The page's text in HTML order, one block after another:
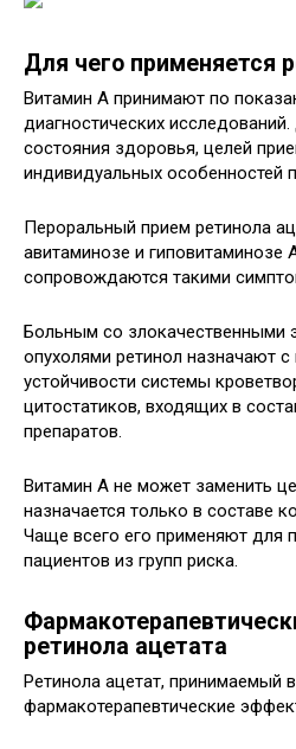
Для чего применяется
Витамин А принимают по
диагностических
состояния здоровья, целей
индивидуальных особенностей
Пероральный прием ретинола
авитаминозе и гиповитаминозе
сопровождаются такими
Больным со злокачественными
опухолями ретинол назначают
устойчивости системы
цитостатиков, входящих в
препаратов.
Витамин А не может заменить
назначается только в составе
Чаще всего его применяют для
пациентов из групп риска.
ретинола ацетата
Ретинола ацетат, принимаемый
фармакотерапевтические